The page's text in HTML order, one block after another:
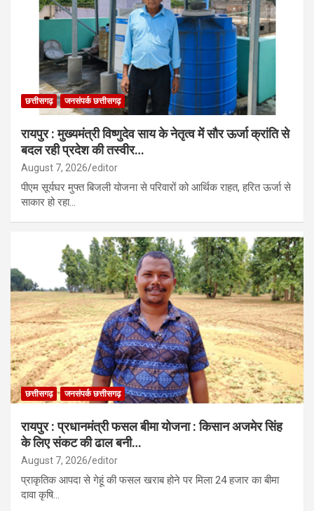
छत्तीसगढ़ जनसंपर्क छत्तीसगढ़
रायपुर : मुख्यमंत्री विष्णुदेव साय के नेतृत्व में सौर ऊर्जा क्रांति से
बदल रही प्रदेश की तस्वीर…
August 7, 2026 editor
पीएम सूर्यघर मुफ्त बिजली योजना से परिवारों को आर्थिक राहत, हरित ऊर्जा से
साकार हो रहा…
छत्तीसगढ़ जनसंपर्क छत्तीसगढ़
रायपुर : प्रधानमंत्री फसल बीमा योजना : किसान अजमेर सिंह
के लिए संकट की ढाल बनी…
August 7, 2026 editor
प्राकृतिक आपदा से गेहूं की फसल खराब होने पर मिला 24 हजार का बीमा
दावा कृषि…